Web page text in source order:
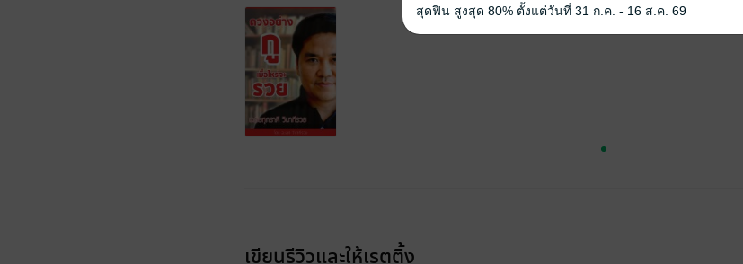
เขียนรีวิวและให้เรตติ้ง
สุดฟิน สูงสุด 80% ตั้งแต่วันที่ 31 ก.ค. - 16 ส.ค. 69